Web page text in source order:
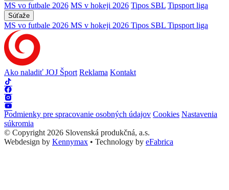
MS vo futbale 2026 MS v hokeji 2026 Tipos SBL Tipsport liga
Súťaže
MS vo futbale 2026 MS v hokeji 2026 Tipos SBL Tipsport liga
Ako naladiť JOJ Šport Reklama Kontakt
Podmienky pre spracovanie osobných údajov Cookies Nastavenia
súkromia
© Copyright 2026 Slovenská produkčná, a.s.
Webdesign by Kennymax • Technology by eFabrica